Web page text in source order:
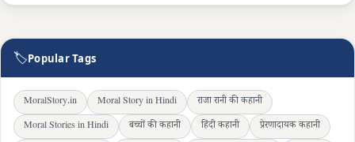
🏷Popular Tags
MoralStory.in Moral Story in Hindi
राजा रानी की कहानी
Moral Stories in Hindi
बच्चों की कहानी हिंदी कहानी
प्रेरणादायक कहानी